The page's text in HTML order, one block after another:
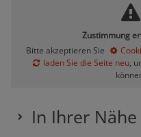
Zustimmung
Bitte akzeptieren Sie
laden Sie die Seite neu,
In Ihrer Nähe